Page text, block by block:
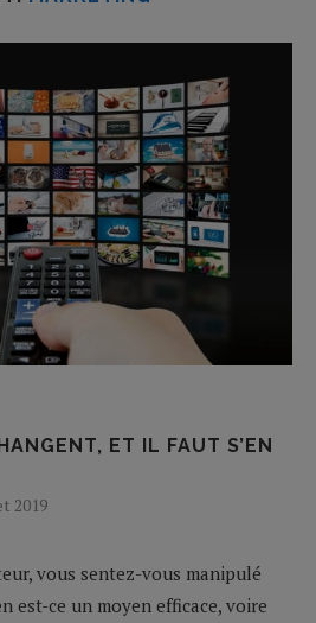
ET IL FAUT S’EN
2019
vous sentez-vous manipulé
est-ce un moyen efficace, voire